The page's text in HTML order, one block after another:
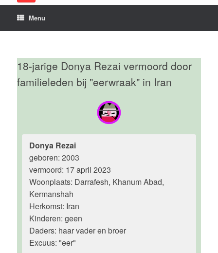
Menu
18-jarige Donya Rezai vermoord door
familieleden bij "eerwraak" in Iran
Donya Rezai
geboren: 2003
vermoord: 17 april 2023
Woonplaats: Darrafesh, Khanum Abad,
Kermanshah
Herkomst: Iran
Kinderen: geen
Daders: haar vader en broer
Excuus: "eer"